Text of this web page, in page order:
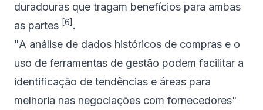
duradouras que tragam benefícios para ambas
as partes [6] .
"A análise de dados históricos de compras e o
uso de ferramentas de gestão podem facilitar a
identificação de tendências e áreas para
melhoria nas negociações com fornecedores"